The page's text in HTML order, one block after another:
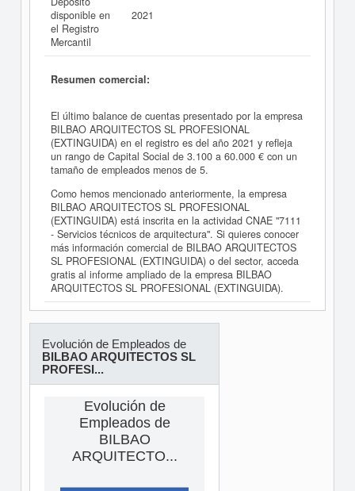
disponible en
el Registro
Mercantil
2021
Resumen comercial:
El último balance de cuentas presentado por la empresa
BILBAO ARQUITECTOS SL PROFESIONAL
(EXTINGUIDA) en el registro es del año 2021 y refleja
un rango de Capital Social de 3.100 a 60.000 € con un
tamaño de empleados menos de 5.
Como hemos mencionado anteriormente, la empresa
BILBAO ARQUITECTOS SL PROFESIONAL
(EXTINGUIDA) está inscrita en la actividad CNAE "7111
- Servicios técnicos de arquitectura". Si quieres conocer
más información comercial de BILBAO ARQUITECTOS
SL PROFESIONAL (EXTINGUIDA) o del sector, acceda
gratis al informe ampliado de la empresa BILBAO
ARQUITECTOS SL PROFESIONAL (EXTINGUIDA).
Evolución de Empleados de
BILBAO ARQUITECTOS SL
PROFESI...
Evolución de
Empleados de
BILBAO
ARQUITECTO...